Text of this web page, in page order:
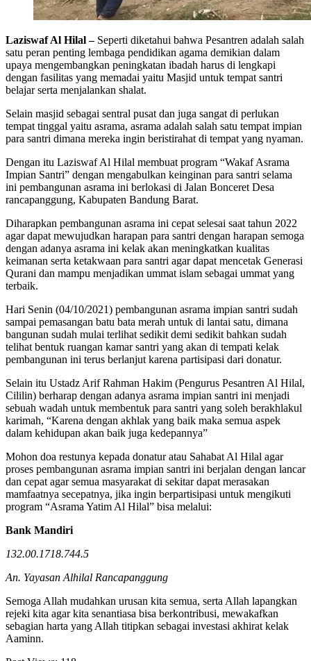
Laziswaf Al Hilal – Seperti diketahui bahwa Pesantren adalah salah
satu peran penting lembaga pendidikan agama demikian dalam
upaya mengembangkan peningkatan ibadah harus di lengkapi
dengan fasilitas yang memadai yaitu Masjid untuk tempat santri
belajar serta menjalankan shalat.
Selain masjid sebagai sentral pusat dan juga sangat di perlukan
tempat tinggal yaitu asrama, asrama adalah salah satu tempat impian
para santri dimana mereka ingin beristirahat di tempat yang nyaman.
Dengan itu Laziswaf Al Hilal membuat program “Wakaf Asrama
Impian Santri” dengan mengabulkan keinginan para santri selama
ini pembangunan asrama ini berlokasi di Jalan Bonceret Desa
rancapanggung, Kabupaten Bandung Barat.
Diharapkan pembangunan asrama ini cepat selesai saat tahun 2022
agar dapat mewujudkan harapan para santri dengan harapan semoga
dengan adanya asrama ini kelak akan meningkatkan kualitas
keimanan serta ketakwaan para santri agar dapat mencetak Generasi
Qurani dan mampu menjadikan ummat islam sebagai ummat yang
terbaik.
Hari Senin (04/10/2021) pembangunan asrama impian santri sudah
sampai pemasangan batu bata merah untuk di lantai satu, dimana
bangunan sudah mulai terlihat sedikit demi sedikit bahkan sudah
telihat bentuk ruangan kamar santri yang akan di tempati kelak
pembangunan ini terus berlanjut karena partisipasi dari donatur.
Selain itu Ustadz Arif Rahman Hakim (Pengurus Pesantren Al Hilal,
Cililin) berharap dengan adanya asrama impian santri ini menjadi
sebuah wadah untuk membentuk para santri yang soleh berakhlakul
karimah, “Karena dengan akhlak yang baik maka semua aspek
dalam kehidupan akan baik juga kedepannya”
Mohon doa restunya kepada donatur atau Sahabat Al Hilal agar
proses pembangunan asrama impian santri ini berjalan dengan lancar
dan cepat agar semua masyarakat di sekitar dapat merasakan
mamfaatnya secepatnya, jika ingin berpartisipasi untuk mengikuti
program “Asrama Yatim Al Hilal” bisa melalui:
Bank Mandiri
132.00.1718.744.5
An. Yayasan Alhilal Rancapanggung
Semoga Allah mudahkan urusan kita semua, serta Allah lapangkan
rejeki kita agar kita senantiasa bisa berkontribusi, mewakafkan
sebagian harta yang Allah titipkan sebagai investasi akhirat kelak
Aaminn.